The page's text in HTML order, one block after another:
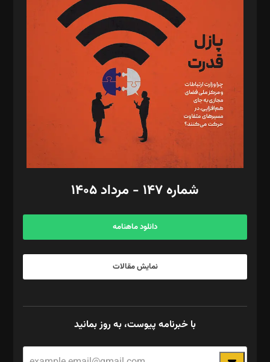
د‌بیر تحریریه آنلاین: بابک نقاش
تحریریه‌: مجتبی محمود‌ی، آرش برهمند، یسنا امان‌پور، سروش کرمیان،
مصطفی مسجدی آرانی، ابوالفضل رجبی، زهرا فکرانه، فائزه فتحی
رستمی،مصطفی باستان
ویرایش: نگار استاد‌‌آقا
طراح یونیفرم: مجید توکلی
فیلمبرداری و عکاسی: امیر شفیعی، مانی لطفی زاده
گرافیک و صفحه‌آرایی: سید‌سبحان‌علی ثابت
مد‌یر توسعه تجاری: کامبیز برید‌
امور مالی: شاپور رهبری، محمد‌ کاظمی‌نیا
آگهی و مشترکین: ۰۹۱۹۹۹۹۰۴۵۴
شماره ۱۴۷ - مرداد ۱۴۰۵
دانلود ماهنامه
نمایش مقالات
با خبرنامه پیوست، به روز بمانید